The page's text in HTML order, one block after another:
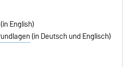
(in English)
(in Deutsch und Englisch)